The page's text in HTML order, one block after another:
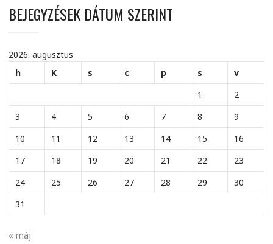
BEJEGYZÉSEK DÁTUM SZERINT
2026. augusztus
h
K s c p s
v
1
2
3
4 5 6 7 8
9
10
11 12 13 14 15
16
17
18 19 20 21 22
23
24
25 26 27 28 29
30
31
« máj